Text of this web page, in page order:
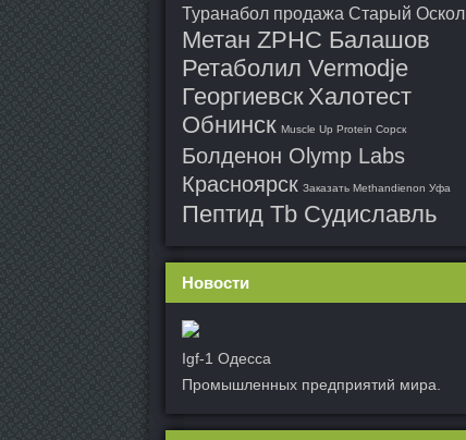
Туранабол продажа Старый Оскол
Метан ZPHC Балашов
Ретаболил Vermodje
ГеоргиевскХалотест
Обнинск Muscle Up Protein Сорск
Болденон Olymp Labs
Красноярск Заказать Methandienon Уфа
Пептид Tb Судиславль
Новости
Igf-1 Одесса
Промышленных предприятий мира.